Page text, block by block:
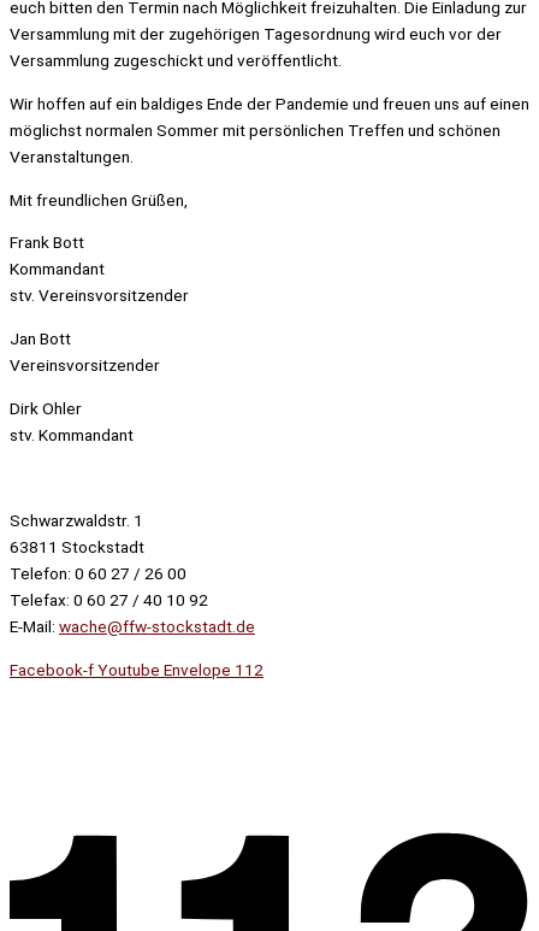
euch bitten den Termin nach Möglichkeit freizuhalten. Die Einladung zur
Versammlung mit der zugehörigen Tagesordnung wird euch vor der
Versammlung zugeschickt und veröffentlicht.
Wir hoffen auf ein baldiges Ende der Pandemie und freuen uns auf einen
möglichst normalen Sommer mit persönlichen Treffen und schönen
Veranstaltungen.
Mit freundlichen Grüßen,
Frank Bott
Kommandant
stv. Vereinsvorsitzender
Jan Bott
Vereinsvorsitzender
Dirk Ohler
stv. Kommandant
Schwarzwaldstr. 1
63811 Stockstadt
Telefon: 0 60 27 / 26 00
Telefax: 0 60 27 / 40 10 92
E-Mail: wache@ffw-stockstadt.de
Facebook-fYoutube Envelope 112